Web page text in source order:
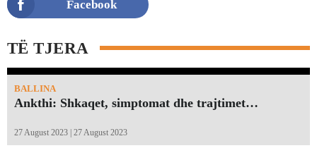
Facebook
TË TJERA
BALLINA
Ankthi: Shkaqet, simptomat dhe trajtimet…
27 August 2023 | 27 August 2023